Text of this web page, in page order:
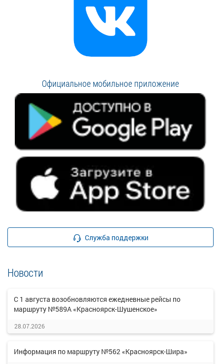
Официальное мобильное приложение
Служба поддержки
Новости
С 1 августа возобновляются ежедневные рейсы по
маршруту №589А «Красноярск-Шушенское»
28.07.2026
Информация по маршруту №562 «Красноярск-Шира»